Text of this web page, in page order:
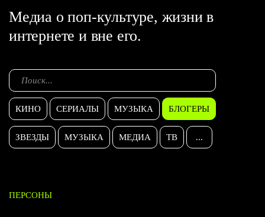
Медиа о поп-культуре, жизни в
интернете и вне его.
КИНО СЕРИАЛЫ МУЗЫКА БЛОГЕРЫ
ЗВЕЗДЫ МУЗЫКА МЕДИА ТВ ...
ПЕРСОНЫ